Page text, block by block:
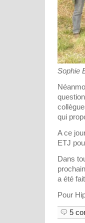
Sophie
qui
A ce
ETJ
Dans
a été
Pour
5